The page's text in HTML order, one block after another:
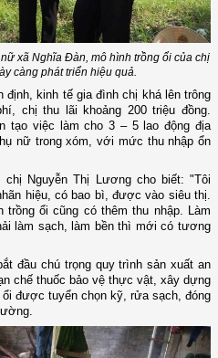
xã Nghĩa Đàn, mô hình trồng ổi của chị
càng phát triển hiệu quả.
kinh tế gia đình chị khá lên trông
chị thu lãi khoảng 200 triệu đồng.
tạo việc làm cho 3 – 5 lao động địa
nữ trong xóm, với mức thu nhập ổn
Nguyễn Thị Lương cho biết: "Tôi
hiệu, có bao bì, được vào siêu thị.
ổi cũng có thêm thu nhập. Làm
làm sạch, làm bền thì mới có tương
đầu chú trọng quy trình sản xuất an
chế thuốc bảo vệ thực vật, xây dựng
được tuyển chọn kỹ, rửa sạch, đóng